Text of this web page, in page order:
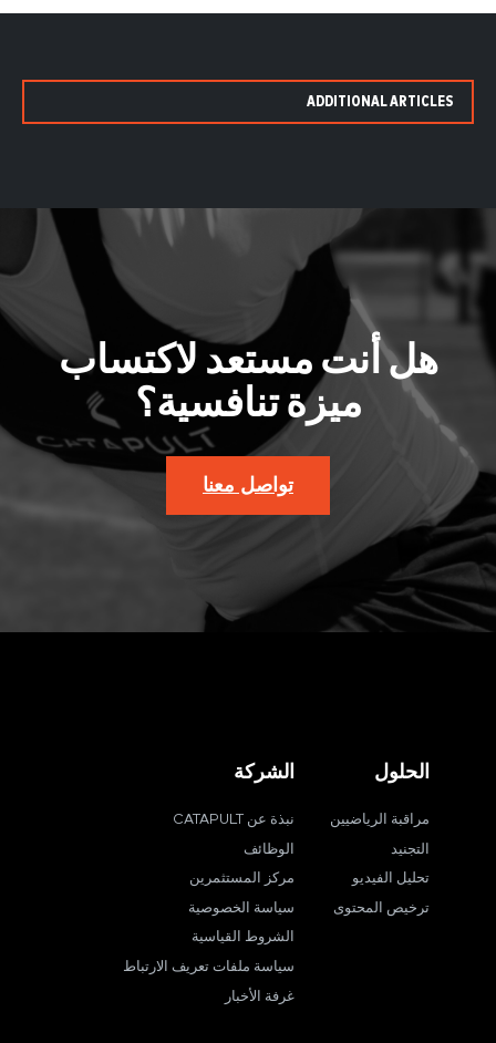
ADDITIONAL ARTICLES
هل أنت مستعد لاكتساب
ميزة تنافسية؟
تواصل معنا
الحلول
مراقبة الرياضيين
التجنيد
تحليل الفيديو
ترخيص المحتوى
الشركة
نبذة عن CATAPULT
الوظائف
مركز المستثمرين
سياسة الخصوصية
الشروط القياسية
سياسة ملفات تعريف الارتباط
غرفة الأخبار